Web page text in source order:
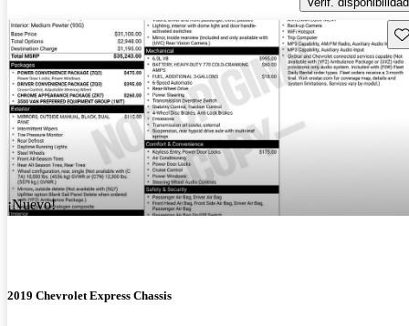
¡Nuevo!
2019 Chevrolet Express Chassis